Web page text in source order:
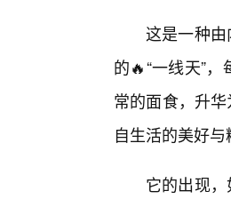
这是一种
的🔥“一线天”
常的面食，升
自生活的美好与
它的出现